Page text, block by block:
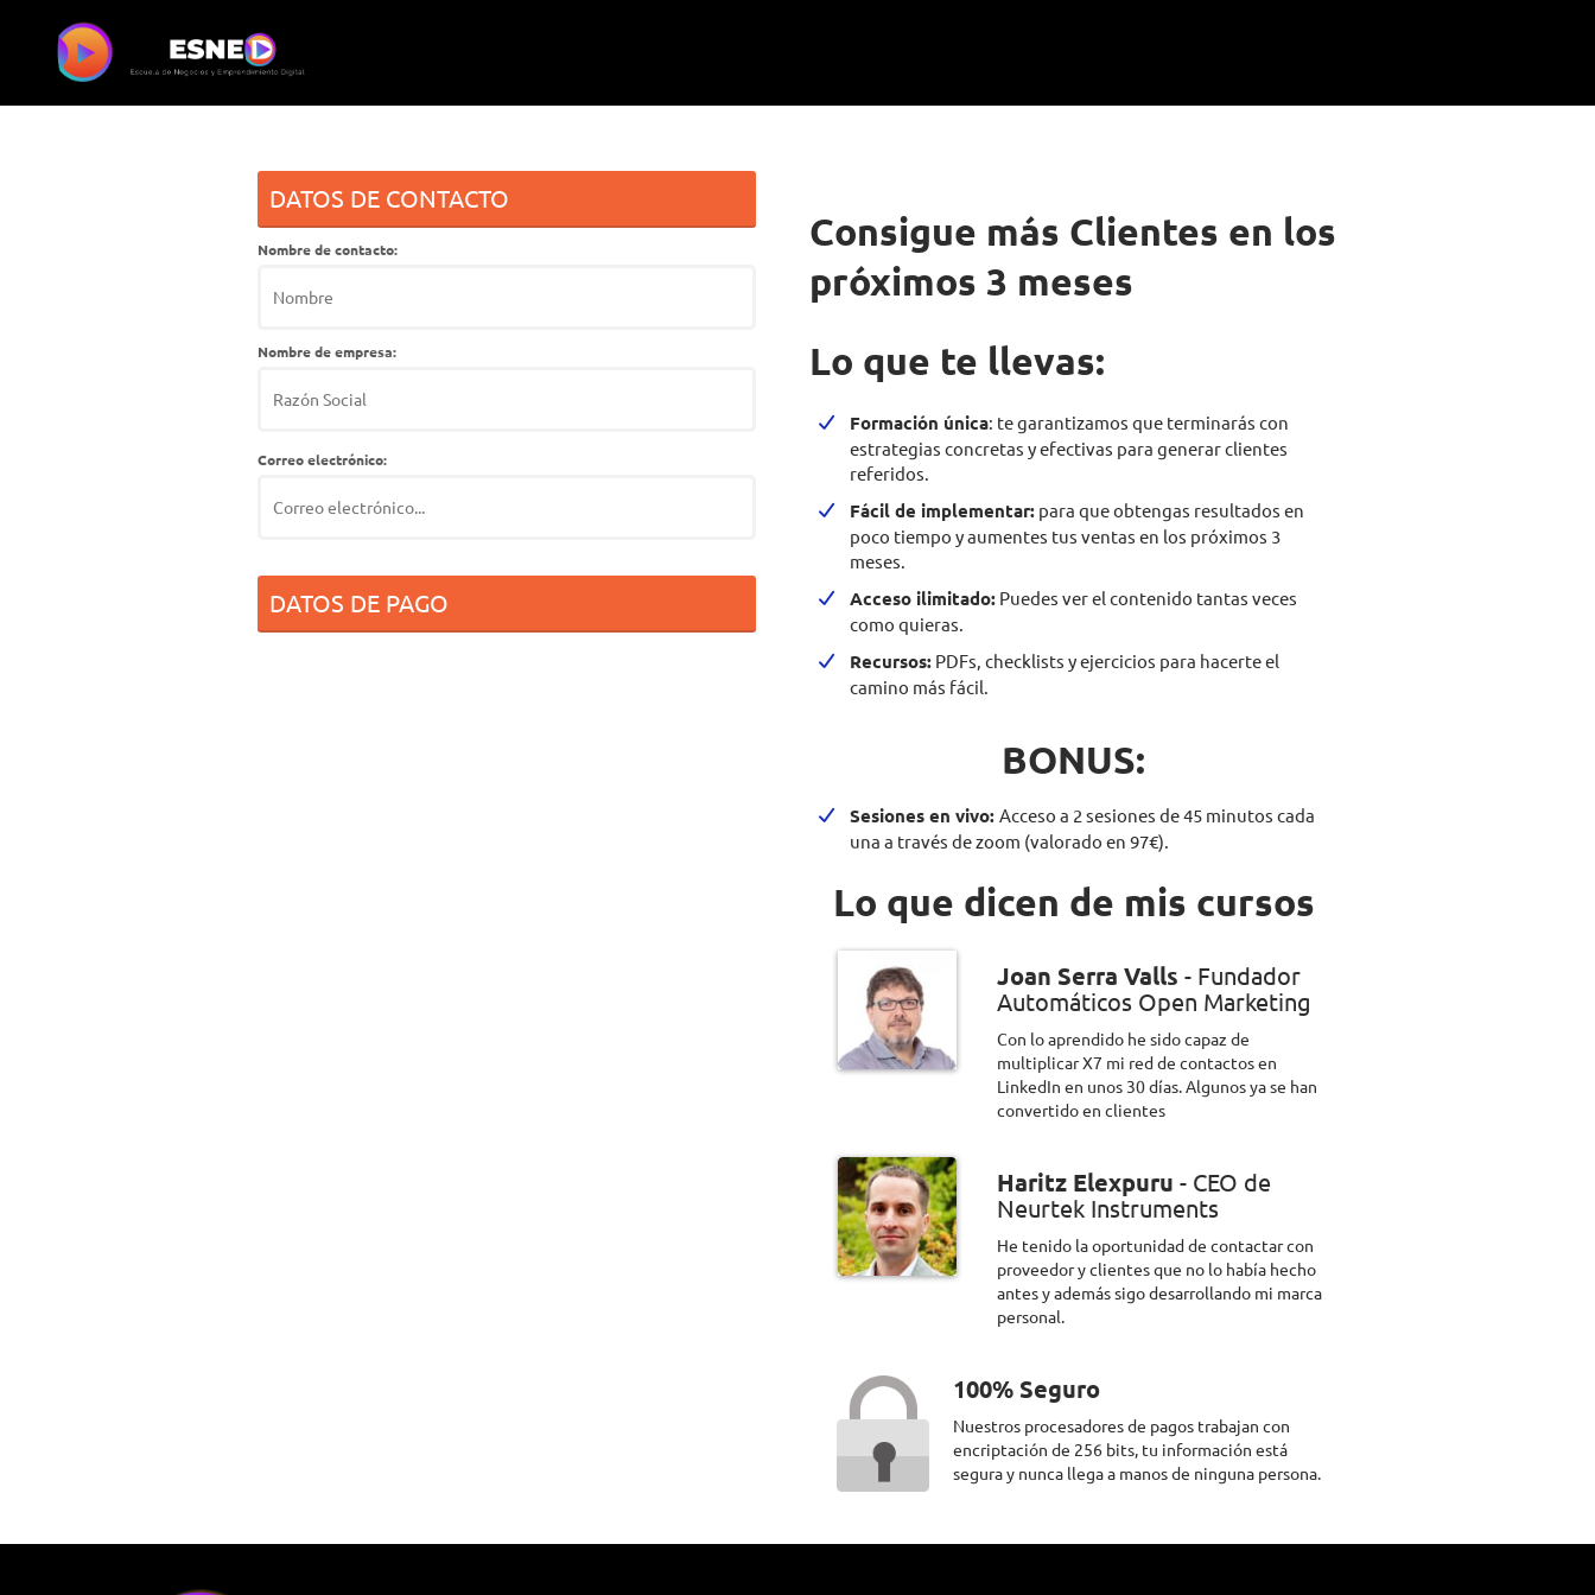
DATOS DE CONTACTO
Nombre de contacto:
Nombre de empresa:
Correo electrónico:
DATOS DE PAGO
Consigue más Clientes en los
próximos 3 meses
Lo que te llevas:
Formación única: te garantizamos que terminarás con
estrategias concretas y efectivas para generar clientes
referidos.
Fácil de implementar:para que obtengas resultados en
poco tiempo y aumentes tus ventas en los próximos 3
meses.
Acceso ilimitado:Puedes ver el contenido tantas veces
como quieras.
Recursos:PDFs, checklists y ejercicios para hacerte el
camino más fácil.
BONUS:
Sesiones en vivo: Acceso a 2 sesiones de 45 minutos cada
una a través de zoom (valorado en 97€).
Lo que dicen de mis cursos
Joan Serra Valls - Fundador
Automáticos Open Marketing
Con lo aprendido he sido capaz de
multiplicar X7 mi red de contactos en
LinkedIn en unos 30 días. Algunos ya se han
convertido en clientes
Haritz Elexpuru - CEO de
Neurtek Instruments
He tenido la oportunidad de contactar con
proveedor y clientes que no lo había hecho
antes y además sigo desarrollando mi marca
personal.
100% Seguro
Nuestros procesadores de pagos trabajan con
encriptación de 256 bits, tu información está
segura y nunca llega a manos de ninguna persona.